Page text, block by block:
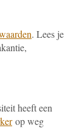
. Lees je
heeft een
op weg